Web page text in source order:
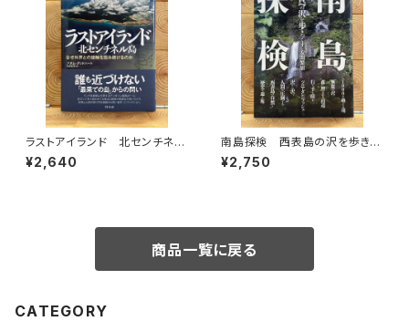
ラストアイランド 北センチネル
島 なぜ外界との接触を拒み続
けるのか
¥2,640
南島探検 西表島の沢を歩きつ
くす
¥2,750
商品一覧に戻る
CATEGORY